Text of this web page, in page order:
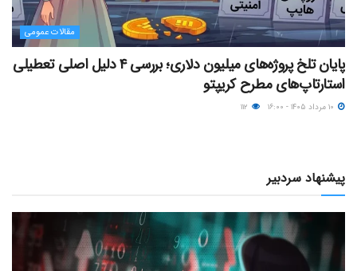
مقالات عمومی
پایان تلخ پروژه‌های میلیون دلاری؛ بررسی ۴ دلیل اصلی تعطیلی
استارتاپ‌های مطرح کریپتو
پیشنهاد سردبیر